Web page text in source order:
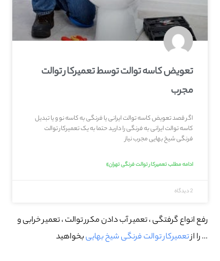
تعویض کاسه توالت توسط تعمیرکار توالت
مجرب
اگر قصد تعویض کاسه توالت ایرانی یا فرنگی به کاسه نو و یا تبدیل
کاسه توالت ایرانی به فرنگی را دارید حتما به یک تعمیرکار توالت
فرنگی شیخ بهایی مجرب نیاز
ادامه مطلب تعمیرکار توالت فرنگی تهران»
2 دیدگاه
رفع انواع گرفتگی ، تعمیر آب دادن مکرر توالت ، تعمیر خرابی و
… را ازتعمیرکار توالت فرنگی شیخ بهاییبخواهید